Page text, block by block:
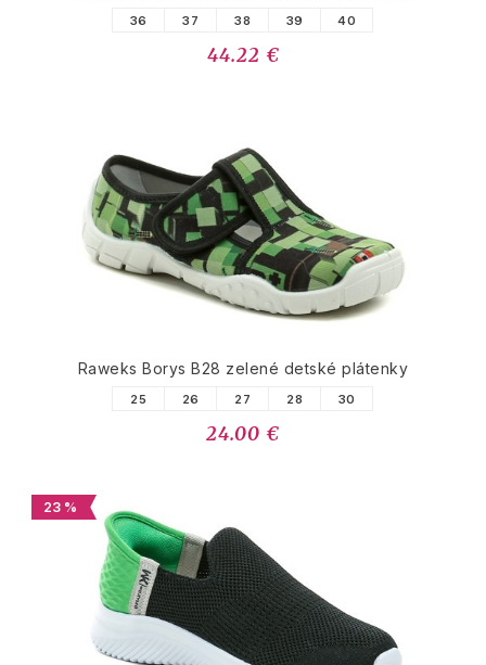
36 37 38 39 40
44.22 €
Raweks Borys B28 zelené detské plátenky
25 26 27 28 30
24.00 €
23 %